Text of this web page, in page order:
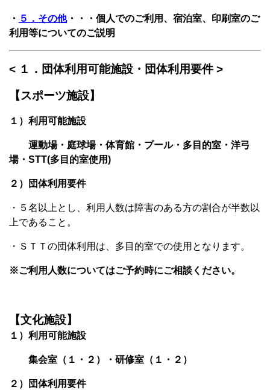
・ ５．その他・・・個人でのご利用、宿泊室、印刷室のご
利用等についてのご説明
< １．団体利用可能施設・団体利用要件 >
【スポーツ施設】
１）利用可能施設
運動場・庭球場・体育館・プール・多目的室・洋弓
場・STT(多目的室使用)
２） 団体利用要件
・５名以上とし、利用人数は障害のある方の割合が半数以
上であること。
・ＳＴＴの団体利用は、多目的室での使用となります。
※ご利用人数についてはご予約時にご相談ください。
【文化施設】
１）利用可能施設
集会室（１・２）・ 研修室（１・２）
２） 団体利用要件